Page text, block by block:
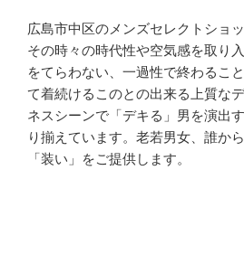
広島市中区のメンズセレクトショ
その時々の時代性や空気感を取り
をてらわない、一過性で終わるこ
て着続けるこのとの出来る上質な
ネスシーンで「デキる」男を演出
り揃えています。老若男女、誰か
「装い」をご提供します。